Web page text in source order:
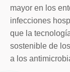
mayor en los
infecciones
que la
sostenible de
a los